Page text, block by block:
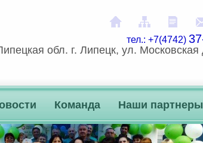
На главную
Карта
тел.: +7(4742)
обл. г. Липецк, ул.
Команда Наши партнеры